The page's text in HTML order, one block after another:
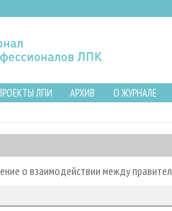
ЛПИ АРХИВ О ЖУРНАЛЕ
о взаимодействии между